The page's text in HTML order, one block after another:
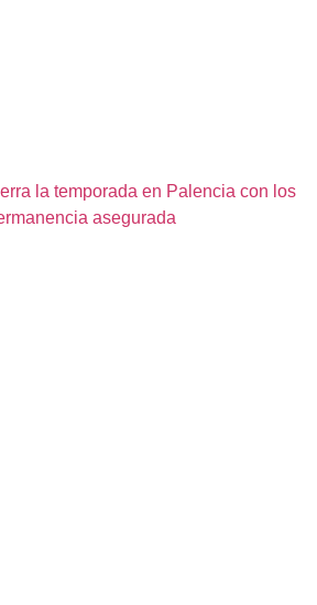
la temporada en Palencia con los
asegurada